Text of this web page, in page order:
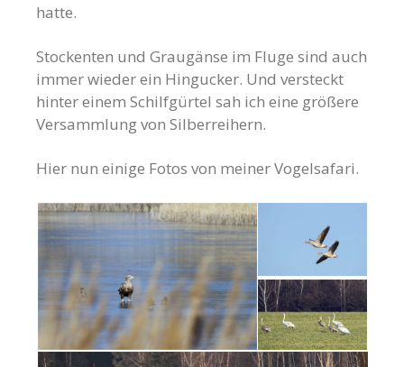
hatte.
Stockenten und Graugänse im Fluge sind auch
immer wieder ein Hingucker. Und versteckt
hinter einem Schilfgürtel sah ich eine größere
Versammlung von Silberreihern.
Hier nun einige Fotos von meiner Vogelsafari.